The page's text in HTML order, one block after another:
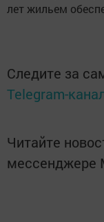
лет жильем
Следите за
Telegram-
Читайте
мессенджере